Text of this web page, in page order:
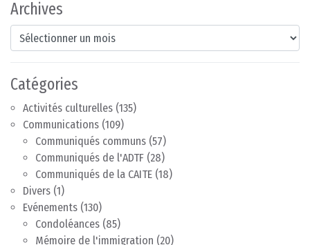
Archives
Archives
Catégories
Activités culturelles (135)
Communications (109)
Communiqués communs (57)
Communiqués de l'ADTF (28)
Communiqués de la CAITE (18)
Divers (1)
Evénements (130)
Condoléances (85)
Mémoire de l'immigration (20)